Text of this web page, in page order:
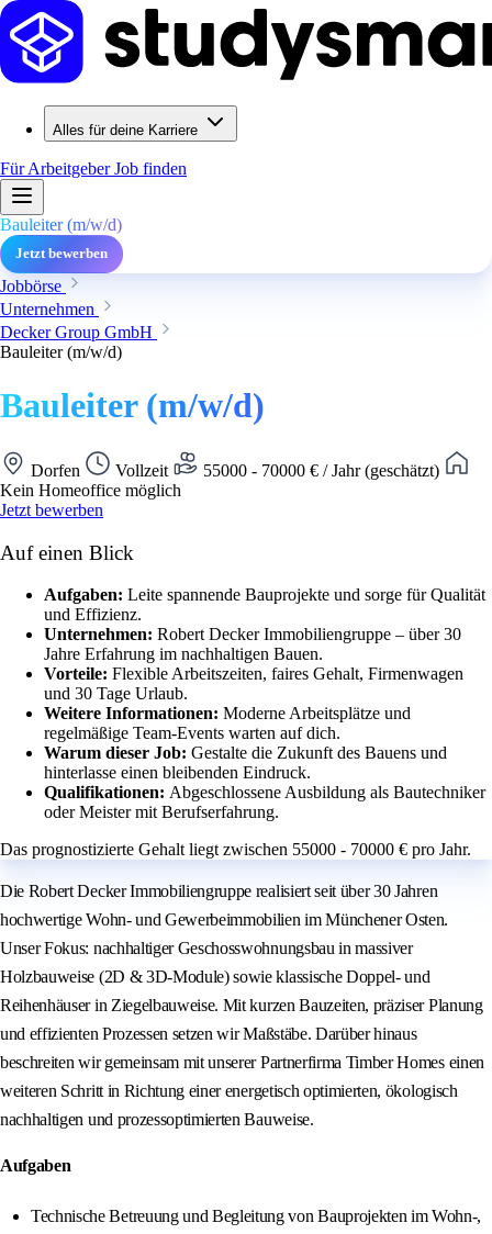
Alles für deine Karriere
Für ArbeitgeberJob finden
Bauleiter (m/w/d)
Jetzt bewerben
Jobbörse
Unternehmen
Decker Group GmbH
Bauleiter (m/w/d)
Bauleiter (m/w/d)
Dorfen Vollzeit
55000 - 70000 € / Jahr (geschätzt)
Kein Homeoffice möglich
Jetzt bewerben
Auf einen Blick
Aufgaben: Leite spannende Bauprojekte und sorge für Qualität
und Effizienz.
Unternehmen: Robert Decker Immobiliengruppe – über 30
Jahre Erfahrung im nachhaltigen Bauen.
Vorteile: Flexible Arbeitszeiten, faires Gehalt, Firmenwagen
und 30 Tage Urlaub.
Weitere Informationen: Moderne Arbeitsplätze und
regelmäßige Team-Events warten auf dich.
Warum dieser Job: Gestalte die Zukunft des Bauens und
hinterlasse einen bleibenden Eindruck.
Qualifikationen: Abgeschlossene Ausbildung als Bautechniker
oder Meister mit Berufserfahrung.
Das prognostizierte Gehalt liegt zwischen 55000 - 70000 € pro Jahr.
Die Robert Decker Immobiliengruppe realisiert seit über 30 Jahren
hochwertige Wohn- und Gewerbeimmobilien im Münchener Osten.
Unser Fokus: nachhaltiger Geschosswohnungsbau in massiver
Holzbauweise (2D & 3D-Module) sowie klassische Doppel- und
Reihenhäuser in Ziegelbauweise. Mit kurzen Bauzeiten, präziser Planung
und effizienten Prozessen setzen wir Maßstäbe. Darüber hinaus
beschreiten wir gemeinsam mit unserer Partnerfirma Timber Homes einen
weiteren Schritt in Richtung einer energetisch optimierten, ökologisch
nachhaltigen und prozessoptimierten Bauweise.
Aufgaben
Technische Betreuung und Begleitung von Bauprojekten im Wohn-,